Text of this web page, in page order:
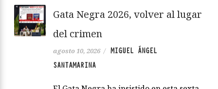
Gata Negra 2026, volver al lugar
del crimen
agosto 10, 2026 / MIGUEL ÁNGEL
SANTAMARINA